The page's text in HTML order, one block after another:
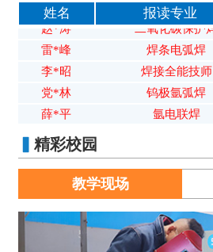
姓名 报读专业
赵*涛
二氧化碳保护焊
雷*峰
焊条电弧焊
李*昭
焊接全能技师
党*林
钨极氩弧焊
薛*平
氩电联焊
李*明
二氧化碳保护焊
王*存
石*谦
焊接全能技师
张*亮
氩电联焊
邢*俊
二氧化碳保护焊
焊条电弧焊
精彩校园
教学现场